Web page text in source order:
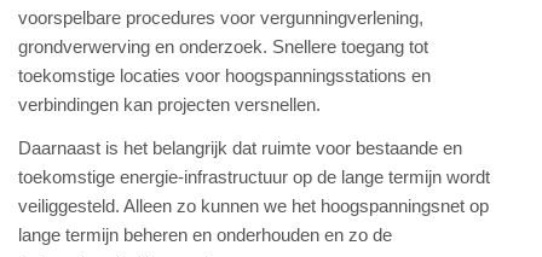
voorspelbare procedures voor vergunningverlening,
grondverwerving en onderzoek. Snellere toegang tot
toekomstige locaties voor hoogspanningsstations en
verbindingen kan projecten versnellen.
Daarnaast is het belangrijk dat ruimte voor bestaande en
toekomstige energie-infrastructuur op de lange termijn wordt
veiliggesteld. Alleen zo kunnen we het hoogspanningsnet op
lange termijn beheren en onderhouden en zo de